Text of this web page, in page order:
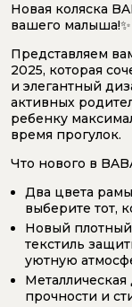
Новая коляска
вашего малыша!✨
Представляем
2025, которая
и элегантный
активных
ребенку
время прогулок.
Что нового в
Два цвета
выберите тот,
Новый
текстиль
уютную
прочности и